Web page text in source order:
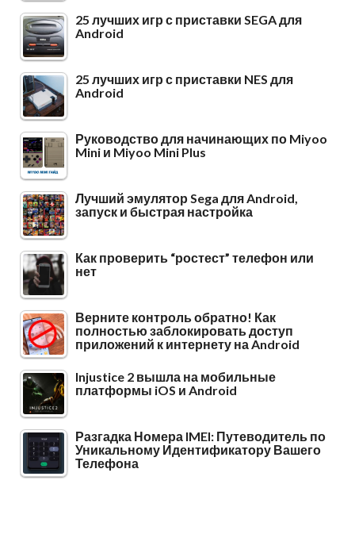
25 лучших игр с приставки SEGA для
Android
25 лучших игр с приставки NES для
Android
Руководство для начинающих по Miyoo
Mini и Miyoo Mini Plus
Лучший эмулятор Sega для Android,
запуск и быстрая настройка
Как проверить “ростест” телефон или
нет
Верните контроль обратно! Как
полностью заблокировать доступ
приложений к интернету на Android
Injustice 2 вышла на мобильные
платформы iOS и Android
Разгадка Номера IMEI: Путеводитель по
Уникальному Идентификатору Вашего
Телефона